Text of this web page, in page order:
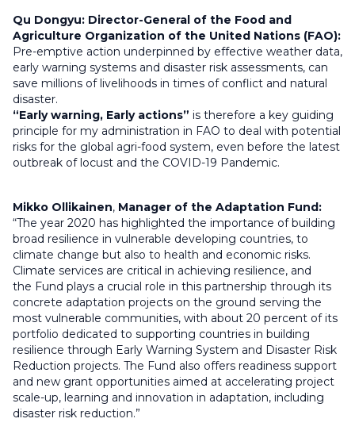
Qu Dongyu: Director-General of the Food and
Agriculture Organization of the United Nations (FAO):
Pre-emptive action underpinned by effective weather data,
early warning systems and disaster risk assessments, can
save millions of livelihoods in times of conflict and natural
disaster.
“Early warning, Early actions” is therefore a key guiding
principle for my administration in FAO to deal with potential
risks for the global agri-food system, even before the latest
outbreak of locust and the COVID-19 Pandemic.
Mikko Ollikainen, Manager of the Adaptation Fund:
“The year 2020 has highlighted the importance of building
broad resilience in vulnerable developing countries, to
climate change but also to health and economic risks.
Climate services are critical in achieving resilience, and
the Fund plays a crucial role in this partnership through its
concrete adaptation projects on the ground serving the
most vulnerable communities, with about 20 percent of its
portfolio dedicated to supporting countries in building
resilience through Early Warning System and Disaster Risk
Reduction projects. The Fund also offers readiness support
and new grant opportunities aimed at accelerating project
scale-up, learning and innovation in adaptation, including
disaster risk reduction.”